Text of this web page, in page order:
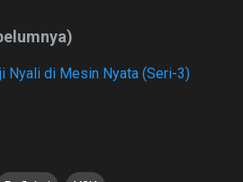
Nyali di Mesin Nyata (Seri-3)